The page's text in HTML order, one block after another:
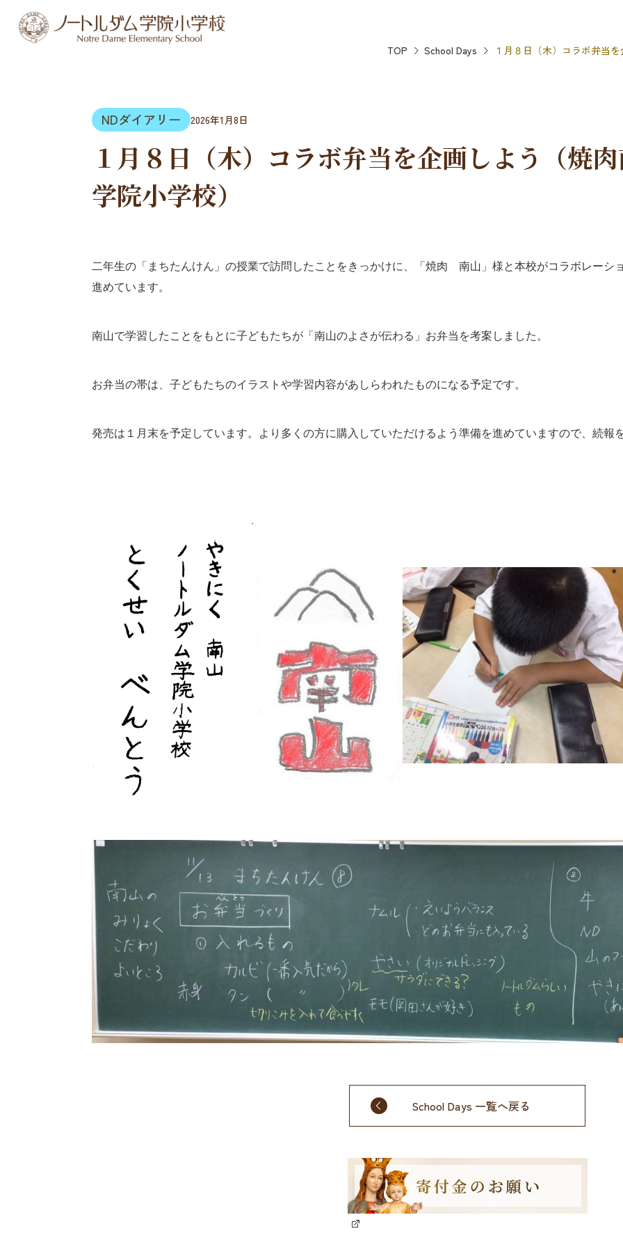
TOP School Days １月８日（木）コラボ弁当
NDダイアリー 2026年1月8日
１月８日（木）コラボ弁当を企画しよう（焼
学院小学校）
二年生の「まちたんけん」の授業で訪問したことをきっかけに、「焼肉 南山」様と本校がコラボレーシ
進めています。
南山で学習したことをもとに子どもたちが「南山のよさが伝わる」お弁当を考案しました。
お弁当の帯は、子どもたちのイラストや学習内容があしらわれたものになる予定です。
発売は１月末を予定しています。より多くの方に購入していただけるよう準備を進めていますので、続報
School Days 一覧へ戻る